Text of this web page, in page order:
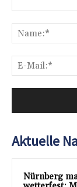
Aktuelle
Nürnberg